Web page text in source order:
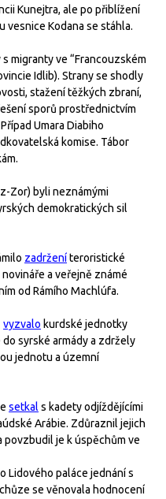
Kunejtra, ale po přiblížení
vesnice Kodana se stáhla.
migranty ve “Francouzském
Idlib). Strany se shodly
stažení těžkých zbraní,
sporů prostřednictvím
Umara Diabiho
komise. Tábor
Zor) byli neznámými
demokratických sil
zadrženíteroristické
a veřejně známé
od Rámího Machlúfa.
vyzvalo kurdské jednotky
syrské armády a zdržely
jednotu a územní
setkal s kadety odjíždějícími
Arábie. Zdůraznil jejich
je k úspěchům ve
Lidového paláce jednání s
se věnovala hodnocení